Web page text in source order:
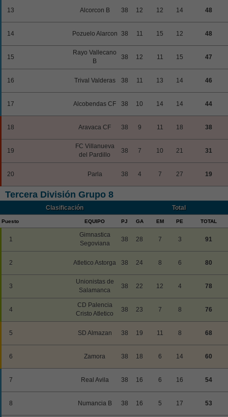
13 Alcorcon B 38 12 12 14 48
14 Pozuelo Alarcon 38 11 15 12 48
15
Rayo Vallecano
B
38 12 11 15 47
16 Trival Valderas 38 11 13 14 46
17 Alcobendas CF 38 10 14 14 44
18 Aravaca CF 38 9 11 18 38
19
FC Villanueva
del Pardillo
38 7 10 21 31
20 Parla 38 4 7 27 19
Tercera División Grupo 8
Clasificación Total
Puesto EQUIPO PJ GA EM PE TOTAL
1
Gimnastica
Segoviana
38 28 7 3 91
2 Atletico Astorga 38 24 8 6 80
3
Unionistas de
Salamanca
38 22 12 4 78
4
CD Palencia
Cristo Atletico
38 23 7 8 76
5 SD Almazan 38 19 11 8 68
6 Zamora 38 18 6 14 60
7 Real Avila 38 16 6 16 54
8 Numancia B 38 16 5 17 53